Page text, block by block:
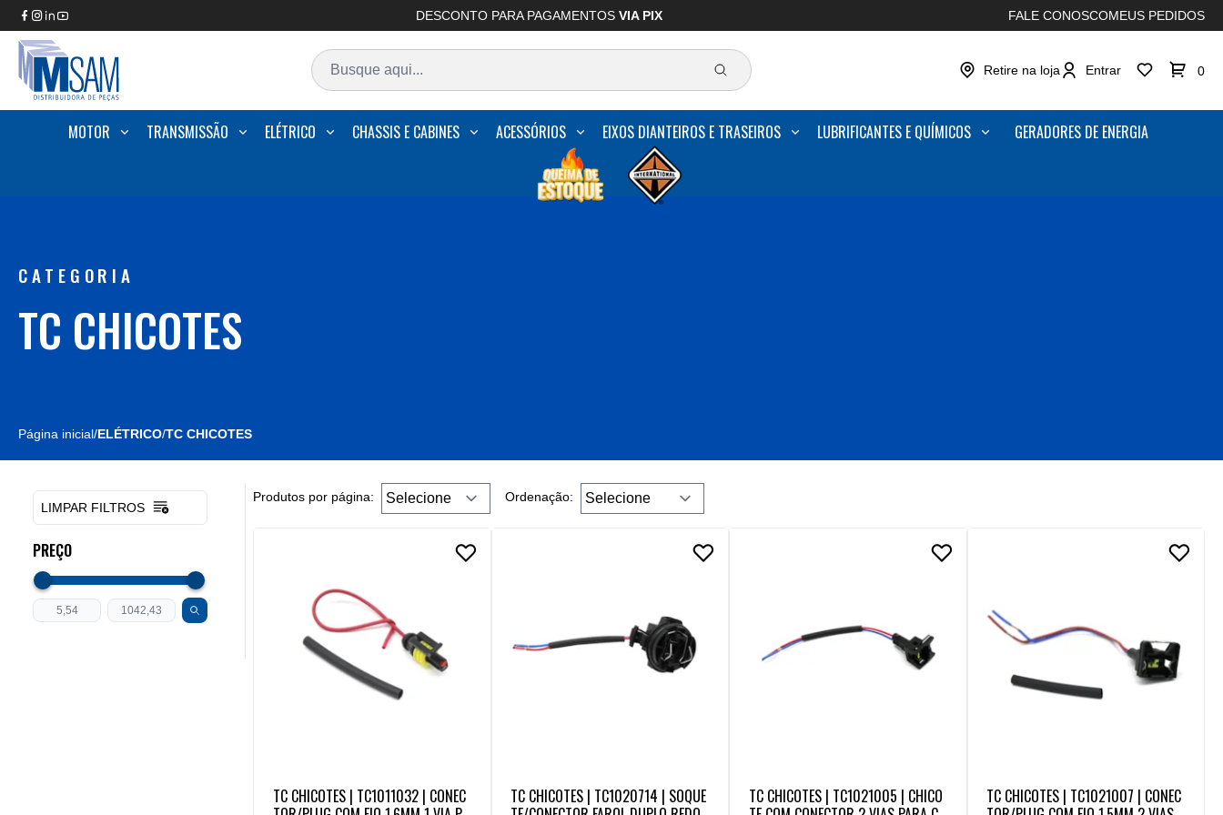
DESCONTO PARA PAGAMENTOS VIA PIX FALE CONOSCOMEUS PEDIDOS
Retire na loja Entrar 0
MOTOR TRANSMISSÃO ELÉTRICO CHASSIS E CABINES ACESSÓRIOS EIXOS DIANTEIROS E TRASEIROS LUBRIFICANTES E QUÍMICOS GERADORES DE ENERGIA
CATEGORIA
TC CHICOTES
Página inicial/ELÉTRICO/TC CHICOTES
LIMPAR FILTROS
PREÇO
Produtos por página: Ordenação:
TC CHICOTES | TC1011032 | CONEC
TC CHICOTES | TC1020714 | SOQUE
TC CHICOTES | TC1021005 | CHICO
TC CHICOTES | TC1021007 | CONEC